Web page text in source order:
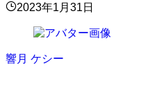
2023年1月31日
響月 ケシー